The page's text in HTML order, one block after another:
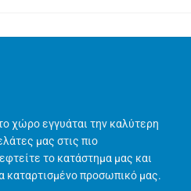
χώρο εγγυάται την καλύτερη
μας στις πιο
το κατάστημα μας και
καταρτισμένο προσωπικό μας.